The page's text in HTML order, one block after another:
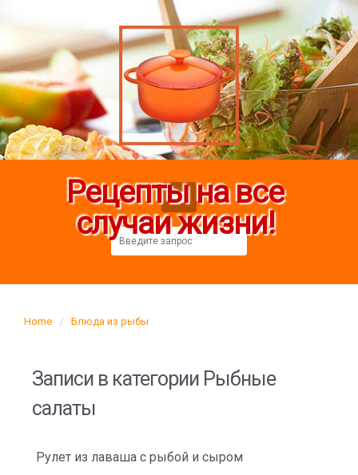
Рецепты на все
случаи жизни!
Home Блюда из рыбы
Записи в категории Рыбные
салаты
Рулет из лаваша с рыбой и сыром